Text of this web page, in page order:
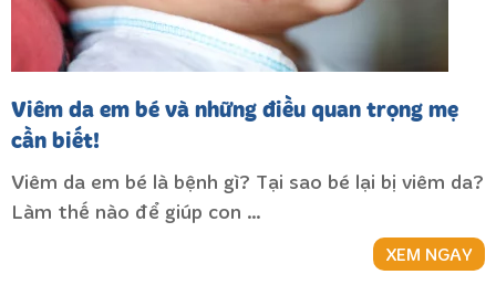
Viêm da em bé và những điều quan trọng mẹ
cần biết!
Viêm da em bé là bệnh gì? Tại sao bé lại bị viêm da?
Làm thế nào để giúp con …
XEM NGAY